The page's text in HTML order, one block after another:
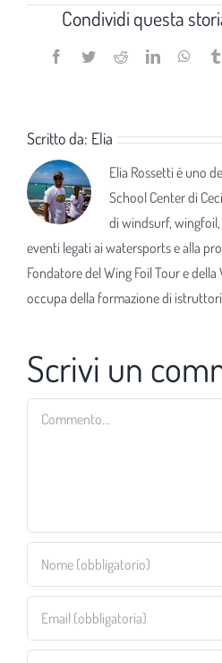
Condividi questa
Facebook
TwitterRedditLinkedIn
Scritto da: Elia
Elia Rossetti è uno
School Center di
di windsurf,
eventi legati ai watersports e alla
Fondatore del Wing Foil Tour e della
occupa della formazione di istruttori
Scrivi un
Commento